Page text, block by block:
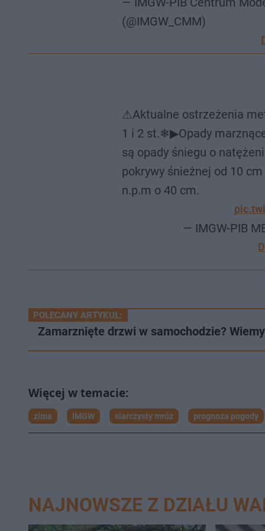
(@IMGW_CMM)
⚠Aktualne ostrzeżenia
1 i 2 st.❄▶Opady
są opady śniegu o
pokrywy śnieżnej od 10
n.p.m o 40 cm.
— IMGW-PIB
POLECANY ARTYKUŁ:
Zamarznięte drzwi w samochodzie?
zima IMGW siarczysty mróz prognoza pogody
NAJNOWSZE Z DZIAŁU